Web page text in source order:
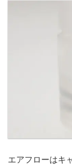
エアフローはキ